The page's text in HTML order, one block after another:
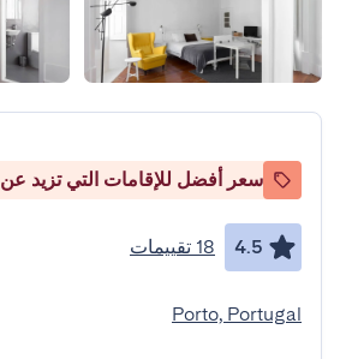
سعر أفضل للإقامات التي تزيد عن 28 ليلة
4.5 18 تقييمات
Porto, Portugal